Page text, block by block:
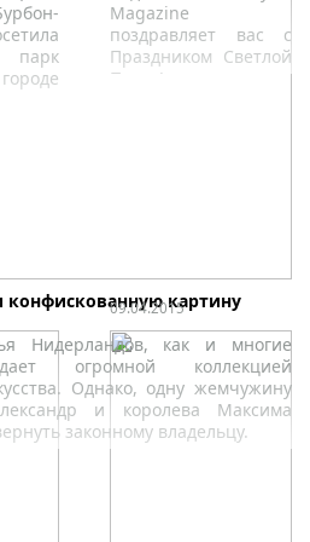
парк
Magazine
поздравляет вас с
Праздником Светлой
Пасхи!
конфискованную картину
Нидерландов, как и многие
огромной коллекцией
Однако, одну жемчужину
и королева Максима
законному владельцу.
09.04.2015